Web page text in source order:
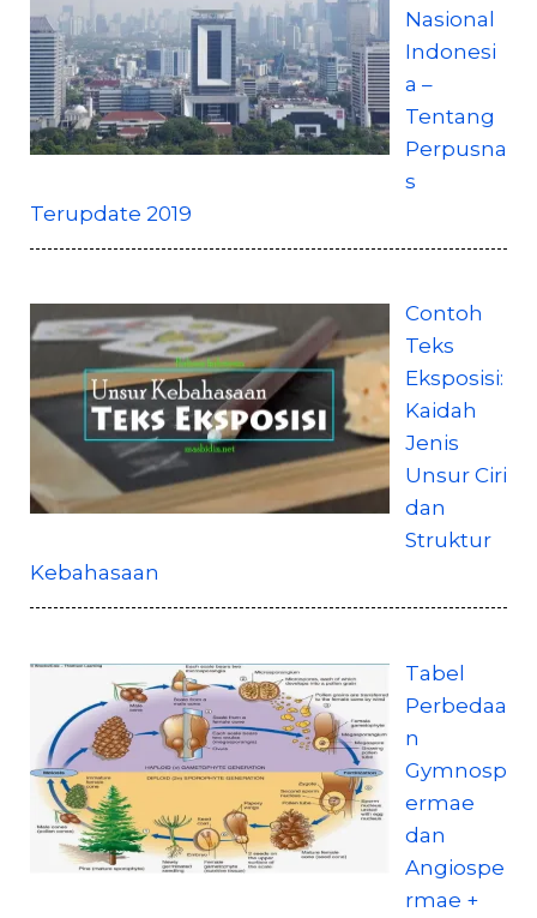
Nasional
Indonesi
a –
Tentang
Perpusna
s
Terupdate 2019
Contoh
Teks
Eksposisi:
Kaidah
Jenis
Unsur Ciri
dan
Struktur
Kebahasaan
Tabel
Perbedaa
n
Gymnosp
ermae
dan
Angiospe
rmae +